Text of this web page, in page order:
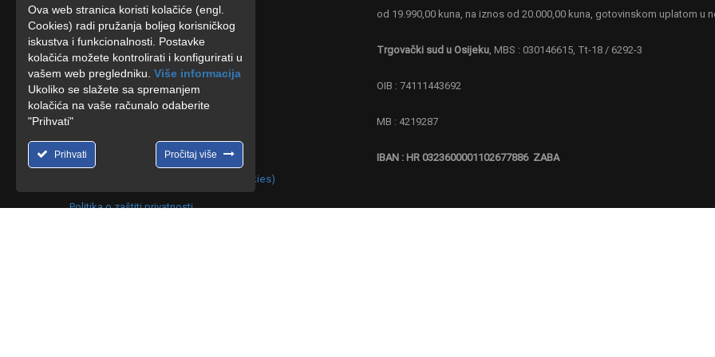
+385 (0) 91 3500655
luretijdoo@gmail.com
info@lureti.hr
od 19.990,00 kuna, na iznos od 20.000,00 kuna, gotovinskom uplatom u
Trgovački sud u Osijeku, MBS : 030146615, Tt-18 / 6292-3
OIB : 74111443692
MB : 4219287
IBAN : HR 0323600001102677886 ZABA
Politika o postupanju s kolačićima (cookies)
Politika o zaštiti privatnosti
Ova web stranica koristi kolačiće (engl.
Cookies) radi pružanja boljeg korisničkog
iskustva i funkcionalnosti. Postavke
kolačića možete kontrolirati i konfigurirati u
vašem web pregledniku. Više informacija
Ukoliko se slažete sa spremanjem
kolačića na vaše računalo odaberite
"Prihvati"
Prihvati Pročitaj više